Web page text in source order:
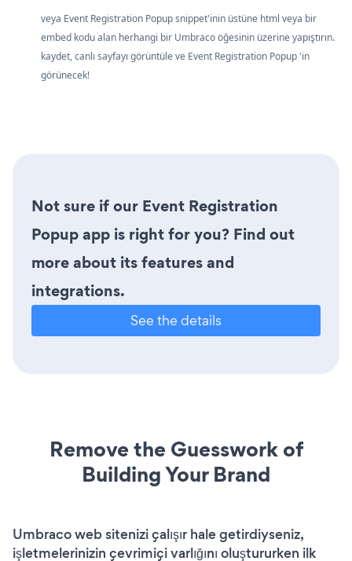
veya Event Registration Popup snippet'inin üstüne html veya bir
embed kodu alan herhangi bir Umbraco öğesinin üzerine yapıştırın.
kaydet, canlı sayfayı görüntüle ve Event Registration Popup 'in
görünecek!
Not sure if our Event Registration
Popup app is right for you? Find out
more about its features and
integrations.
See the details
Remove the Guesswork of
Building Your Brand
Umbraco web sitenizi çalışır hale getirdiyseniz,
işletmelerinizin çevrimiçi varlığını oluştururken ilk